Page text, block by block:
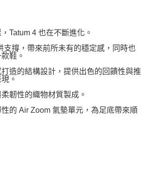
Tatum 4 也在不斷進化。
支撐，帶來前所未有的穩定感，同時也
鞋。
造的結構設計，提供出色的回饋性與推
。
韌性的織物材質製成。
的 Air Zoom 氣墊單元，為足底帶來順